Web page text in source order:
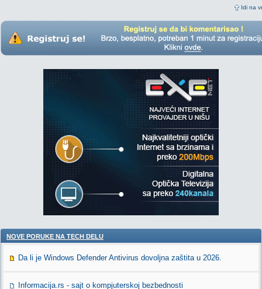
Idi na
NOVE PORUKE NA TECH DELU
Da li je Windows Defender Antivirus dovoljna zaštita u 2026.
Informacija.rs - sajt o kompjuterskoj bezbednosti